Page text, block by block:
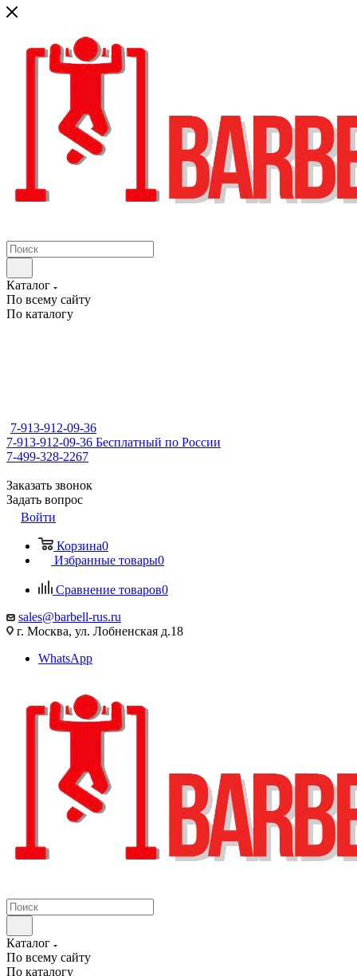
Каталог
По всему сайту
По каталогу
7-913-912-09-36
7-913-912-09-36 Бесплатный по России
7-499-328-2267
Заказать звонок
Задать вопрос
Войти
Корзина0
Избранные товары0
Сравнение товаров0
sales@barbell-rus.ru
г. Москва, ул. Лобненская д.18
WhatsApp
Каталог
По всему сайту
По каталогу